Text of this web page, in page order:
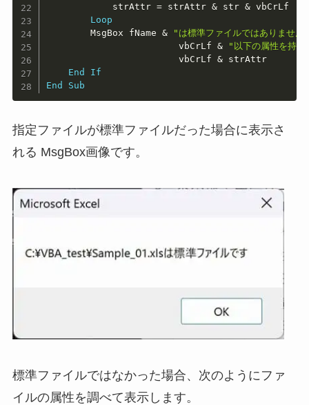
            strAttr
= strAttr & str & vbCrLf
Loop
        MsgBox fName
&
"は標準ファイルではありません
                        vbCrLf
&
"以下の属性を持
                        vbCrLf
& strAttr
End
If
End
Sub
指定ファイルが標準ファイルだった場合に表示さ
れる MsgBox画像です。
標準ファイルではなかった場合、次のようにファ
イルの属性を調べて表示します。